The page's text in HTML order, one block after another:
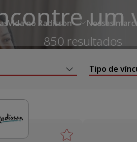
Vida no Radisson Nossas
um
850 resultados
Tipo de